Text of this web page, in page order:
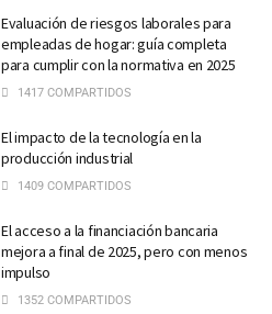
Evaluación de riesgos laborales para
empleadas de hogar: guía completa
para cumplir con la normativa en 2025
1417 COMPARTIDOS
El impacto de la tecnología en la
producción industrial
1409 COMPARTIDOS
El acceso a la financiación bancaria
mejora a final de 2025, pero con menos
impulso
1352 COMPARTIDOS